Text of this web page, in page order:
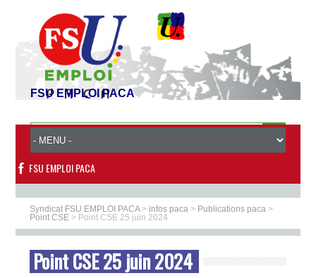
FSU EMPLOI PACA
FSU EMPLOI PACA
Syndicat FSU EMPLOI PACA> infos paca > Publications paca >
Point CSE > Point CSE 25 juin 2024
Point CSE 25 juin 2024